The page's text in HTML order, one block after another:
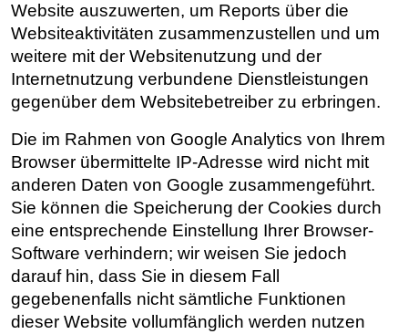
Website auszuwerten, um Reports über die
Websiteaktivitäten zusammenzustellen und um
weitere mit der Websitenutzung und der
Internetnutzung verbundene Dienstleistungen
gegenüber dem Websitebetreiber zu erbringen.
Die im Rahmen von Google Analytics von Ihrem
Browser übermittelte IP-Adresse wird nicht mit
anderen Daten von Google zusammengeführt.
Sie können die Speicherung der Cookies durch
eine entsprechende Einstellung Ihrer Browser-
Software verhindern; wir weisen Sie jedoch
darauf hin, dass Sie in diesem Fall
gegebenenfalls nicht sämtliche Funktionen
dieser Website vollumfänglich werden nutzen